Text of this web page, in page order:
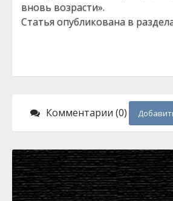
вновь возрасти».
Статья опубликована в
Комментарии (0)